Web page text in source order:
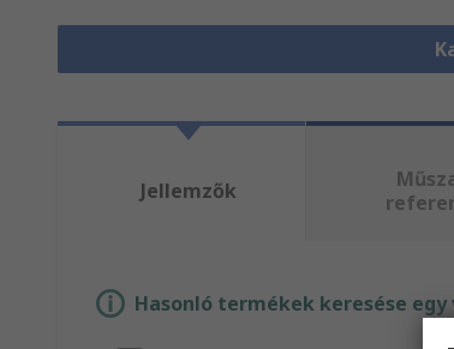
Jellemzők
Hasonló termékek keresése